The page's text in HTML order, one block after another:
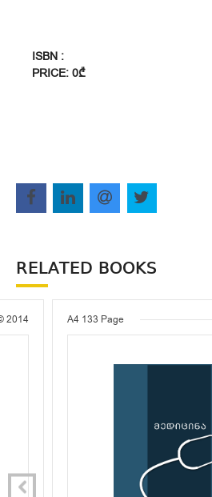
ISBN :
PRICE: 0₾
RELATED BOOKS
2014 A4 133 Page